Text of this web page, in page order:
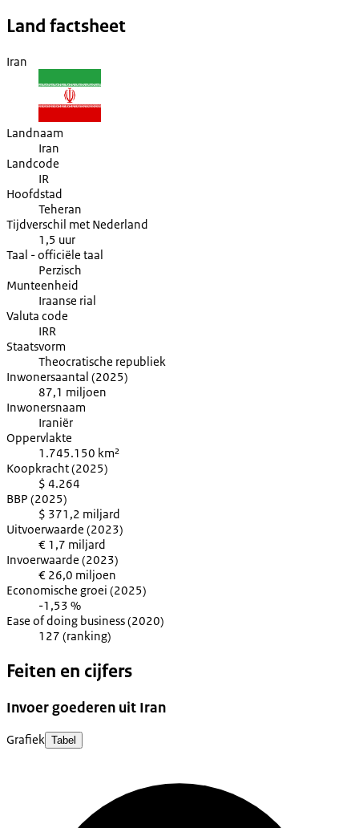
Land factsheet
Iran
Landnaam
Iran
Landcode
IR
Hoofdstad
Teheran
Tijdverschil met Nederland
1,5 uur
Taal - officiële taal
Perzisch
Munteenheid
Iraanse rial
Valuta code
IRR
Staatsvorm
Theocratische republiek
Inwonersaantal (2025)
87,1 miljoen
Inwonersnaam
Iraniër
Oppervlakte
1.745.150 km²
Koopkracht (2025)
$ 4.264
BBP (2025)
$ 371,2 miljard
Uitvoerwaarde (2023)
€ 1,7 miljard
Invoerwaarde (2023)
€ 26,0 miljoen
Economische groei (2025)
-1,53 %
Ease of doing business (2020)
127 (ranking)
Feiten en cijfers
Invoer goederen uit Iran
Grafiek Tabel